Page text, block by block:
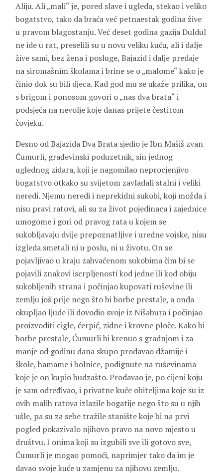
Aliju. Ali „mali“ je, pored slave i ugleda, stekao i veliko
bogatstvo, tako da braća već petnaestak godina žive
u pravom blagostanju. Već deset godina gazija Duldul
ne ide u rat, preselili su u novu veliku kuću, ali i dalje
žive sami, bez žena i posluge, Bajazid i dalje predaje
na siromašnim školama i brine se o „malome“ kako je
činio dok su bili djeca. Kad god mu se ukaže prilika, on
s brigom i ponosom govori o „nas dva brata“ i
podsjeća na nevolje koje danas prijete čestitom
čovjeku.
Desno od Bajazida Dva Brata sjedio je Ibn Mašiš zvan
Ćumurli, građevinski poduzetnik, sin jednog
uglednog zidara, koji je nagomilao neprocjenjivo
bogatstvo otkako su svijetom zavladali stalni i veliki
neredi. Njemu neredi i neprekidni sukobi, koji možda i
nisu pravi ratovi, ali su za život pojedinaca i zajednice
umogome i gori od pravog rata u kojem se
sukobljavaju dvije prepoznatljive i uredne vojske, nisu
izgleda smetali ni u poslu, ni u životu. On se
pojavljivao u kraju zahvaćenom sukobima čim bi se
pojavili znakovi iscrpljenosti kod jedne ili kod obiju
sukobljenih strana i počinjao kupovati ruševine ili
zemlju još prije nego što bi borbe prestale, a onda
okupljao ljude ili dovodio svoje iz Nišabura i počinjao
proizvoditi cigle, ćerpić, zidne i krovne ploče. Kako bi
borbe prestale, Ćumurli bi krenuo s gradnjom i za
manje od godinu dana skupo prodavao džamije i
škole, hamame i bolnice, podignute na ruševinama
koje je on kupio budzašto. Prodavao je, po cijeni koju
je sam određivao, i privatne kuće obiteljima koje su iz
ovih malih ratova izlazile bogatije nego što su u njih
ušle, pa su za sebe tražile stanište koje bi na prvi
pogled pokazivalo njihovo pravo na novo mjesto u
društvu. I onima koji su izgubili sve ili gotovo sve,
Ćumurli je mogao pomoći, naprimjer tako da im je
davao svoje kuće u zamjenu za njihovu zemlju.